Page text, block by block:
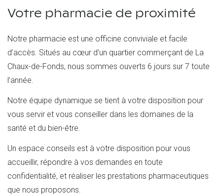
Votre pharmacie de proximité
Notre pharmacie est une officine conviviale et facile
d’accès. Situés au cœur d’un quartier commerçant de La
Chaux-de-Fonds, nous sommes ouverts 6 jours sur 7 toute
l’année.
Notre équipe dynamique se tient à votre disposition pour
vous servir et vous conseiller dans les domaines de la
santé et du bien-être.
Un espace conseils est à votre disposition pour vous
accueillir, répondre à vos demandes en toute
confidentialité, et réaliser les prestations pharmaceutiques
que nous proposons.